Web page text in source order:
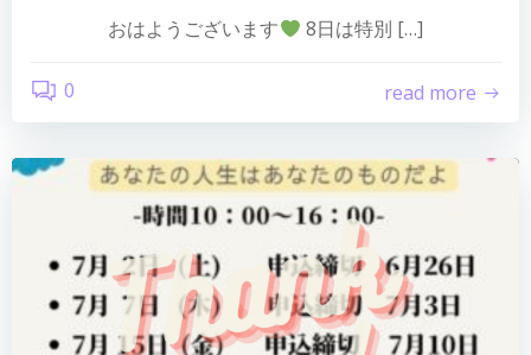
おはようございます 8日は特別 […]
0 read more